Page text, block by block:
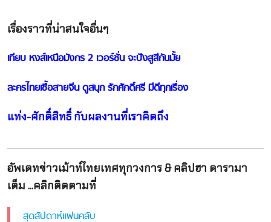
เรื่องราวที่น่าสนใจอื่นๆ
เทียบ หงส์เหนือมังกร 2 เวอร์ชั่น จะปังสูสีกันมั้ย
ละครไทยเชื้อสายจีน ดูสนุก รักศักดิ์ศรี มีดีทุกเรื่อง
แท่ง-ศักดิ์สิทธิ์ กับผลงานที่เราคิดถึง
อัพเดทข่าวเม้าท์ไทยเทศทุกวงการ & คลิปฮา ดารามา
เต็ม ...คลิกติดตามที่
สุดสัปดาห์แฟนคลับ